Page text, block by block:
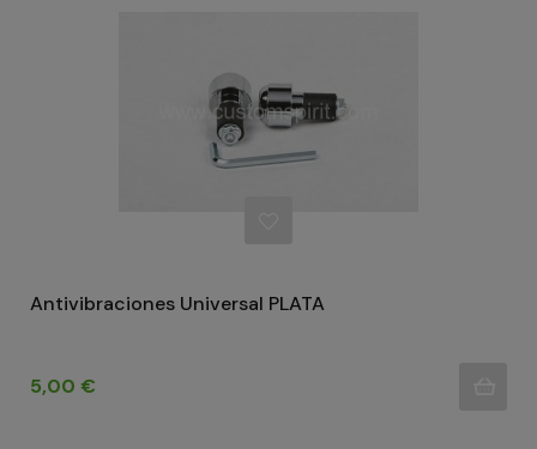
Antivibraciones Universal PLATA
Precio
5,00 €